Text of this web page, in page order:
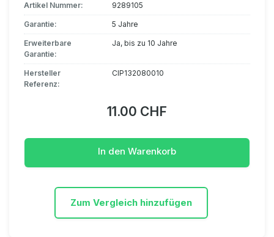
Artikel Nummer: 9289105
Garantie: 5 Jahre
Erweiterbare
Garantie:
Ja, bis zu 10 Jahre
Hersteller
Referenz:
CIP132080010
11.00 CHF
In den Warenkorb
Zum Vergleich hinzufügen